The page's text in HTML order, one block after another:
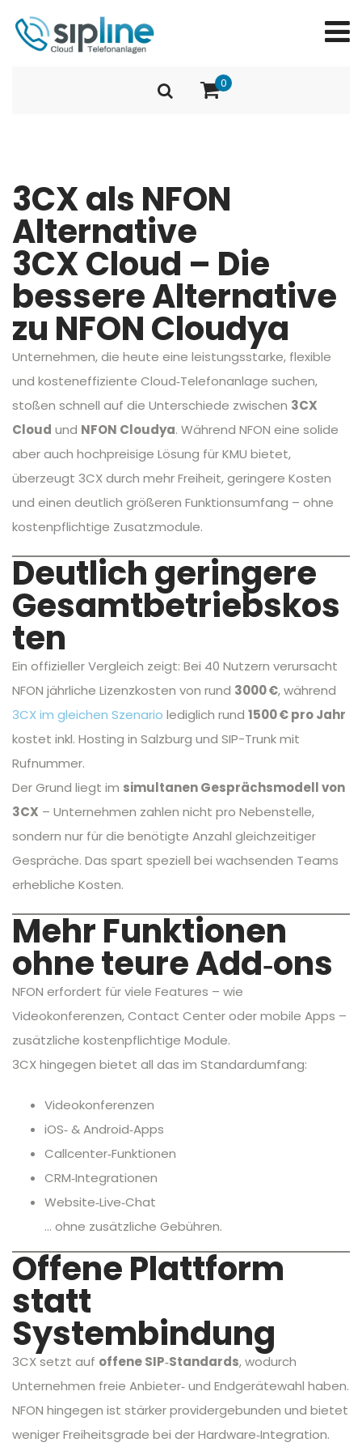
0
3CX als NFON
Alternative
3CX Cloud – Die
bessere Alternative
zu NFON Cloudya
Unternehmen, die heute eine leistungsstarke, flexible
und kosteneffiziente Cloud‑Telefonanlage suchen,
stoßen schnell auf die Unterschiede zwischen 3CX
Cloud und NFON Cloudya. Während NFON eine solide
aber auch hochpreisige Lösung für KMU bietet,
überzeugt 3CX durch mehr Freiheit, geringere Kosten
und einen deutlich größeren Funktionsumfang – ohne
kostenpflichtige Zusatzmodule.
Deutlich geringere
Gesamtbetriebskos
ten
Ein offizieller Vergleich zeigt: Bei 40 Nutzern verursacht
NFON jährliche Lizenzkosten von rund 3000 €, während
3CX im gleichen Szenario lediglich rund 1500 € pro Jahr
kostet inkl. Hosting in Salzburg und SIP-Trunk mit
Rufnummer.
Der Grund liegt im simultanen Gesprächsmodell von
3CX – Unternehmen zahlen nicht pro Nebenstelle,
sondern nur für die benötigte Anzahl gleichzeitiger
Gespräche. Das spart speziell bei wachsenden Teams
erhebliche Kosten.
Mehr Funktionen
ohne teure Add‑ons
NFON erfordert für viele Features – wie
Videokonferenzen, Contact Center oder mobile Apps –
zusätzliche kostenpflichtige Module.
3CX hingegen bietet all das im Standardumfang:
Videokonferenzen
iOS‑ & Android‑Apps
Callcenter‑Funktionen
CRM‑Integrationen
Website‑Live‑Chat
… ohne zusätzliche Gebühren.
Offene Plattform
statt
Systembindung
3CX setzt auf offene SIP‑Standards, wodurch
Unternehmen freie Anbieter‑ und Endgerätewahl haben.
NFON hingegen ist stärker providergebunden und bietet
weniger Freiheitsgrade bei der Hardware‑Integration.